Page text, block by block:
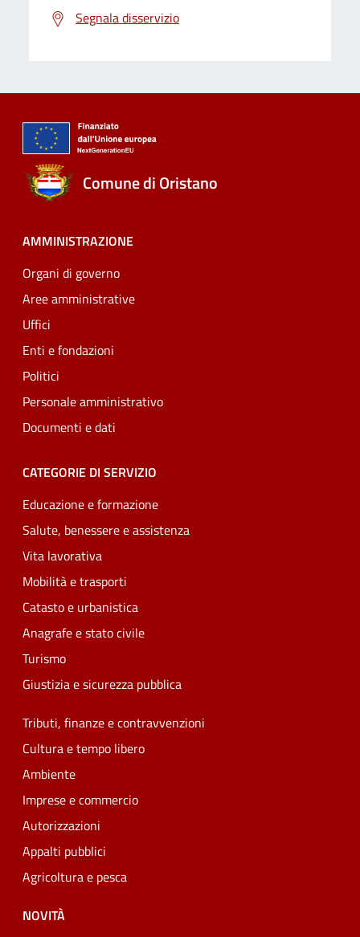
Segnala disservizio
Comune di Oristano
AMMINISTRAZIONE
Organi di governo
Aree amministrative
Uffici
Enti e fondazioni
Politici
Personale amministrativo
Documenti e dati
CATEGORIE DI SERVIZIO
Educazione e formazione
Salute, benessere e assistenza
Vita lavorativa
Mobilità e trasporti
Catasto e urbanistica
Anagrafe e stato civile
Turismo
Giustizia e sicurezza pubblica
Tributi, finanze e contravvenzioni
Cultura e tempo libero
Ambiente
Imprese e commercio
Autorizzazioni
Appalti pubblici
Agricoltura e pesca
NOVITÀ